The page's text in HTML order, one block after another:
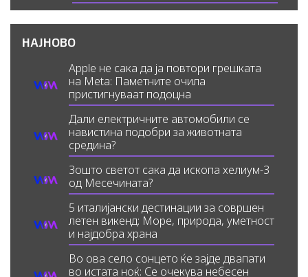
НАЈНОВО
Apple не сака да ја повтори грешката
на Meta: Паметните очила
пристигнуваат подоцна
Дали електричните автомобили се
навистина подобри за животната
средина?
Зошто светот сака да ископа хелиум-3
од Месечината?
5 италијански дестинации за совршен
летен викенд: Море, природа, уметност
и најдобра храна
Во ова село сонцето ќе зајде двапати
во истата ноќ: Се очекува небесен